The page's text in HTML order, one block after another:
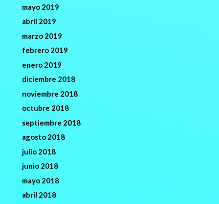
mayo 2019
abril 2019
marzo 2019
febrero 2019
enero 2019
diciembre 2018
noviembre 2018
octubre 2018
septiembre 2018
agosto 2018
julio 2018
junio 2018
mayo 2018
abril 2018